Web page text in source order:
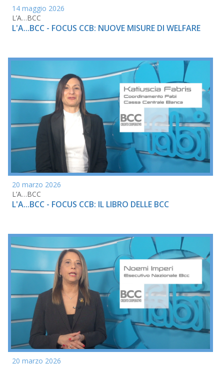
14 maggio 2026
L’A…BCC
L'A...BCC - FOCUS CCB: NUOVE MISURE DI WELFARE
20 marzo 2026
L’A…BCC
L'A...BCC - FOCUS CCB: IL LIBRO DELLE BCC
20 marzo 2026